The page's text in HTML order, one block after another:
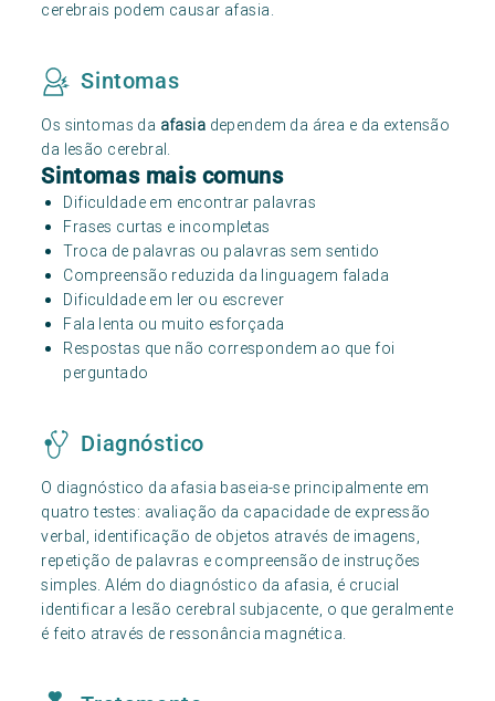
cerebrais podem causar afasia.
Sintomas
Os sintomas da afasia dependem da área e da extensão
da lesão cerebral.
Sintomas mais comuns
Dificuldade em encontrar palavras
Frases curtas e incompletas
Troca de palavras ou palavras sem sentido
Compreensão reduzida da linguagem falada
Dificuldade em ler ou escrever
Fala lenta ou muito esforçada
Respostas que não correspondem ao que foi
perguntado
Diagnóstico
O diagnóstico da afasia baseia-se principalmente em
quatro testes: avaliação da capacidade de expressão
verbal, identificação de objetos através de imagens,
repetição de palavras e compreensão de instruções
simples. Além do diagnóstico da afasia, é crucial
identificar a lesão cerebral subjacente, o que geralmente
é feito através de ressonância magnética.